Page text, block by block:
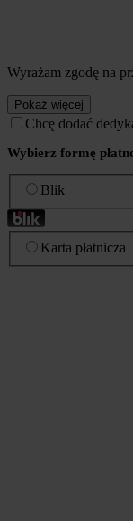
Wyrażam zgodę na
Pokaż więcej
Chcę dodać
Wybierz formę
Blik
Karta płatnicza